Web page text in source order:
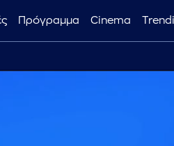
Πρόγραμμα Cinema